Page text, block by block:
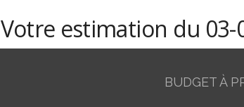
Votre estimation du 03-
BUDGET À